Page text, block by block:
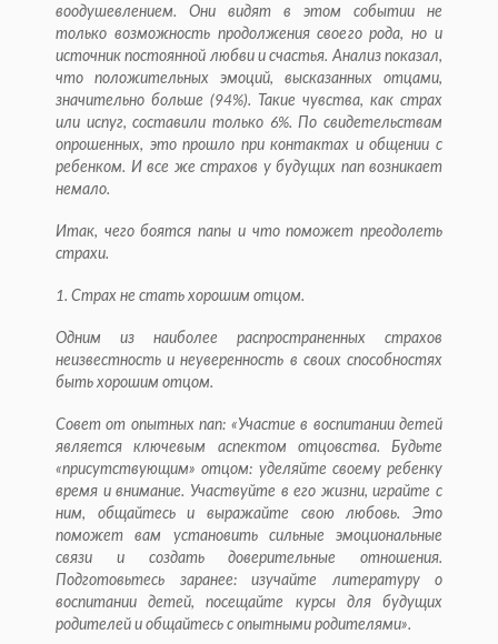
воодушевлением. Они видят в этом событии не
только возможность продолжения своего рода, но и
источник постоянной любви и счастья. Анализ показал,
что положительных эмоций, высказанных отцами,
значительно больше (94%). Такие чувства, как страх
или испуг, составили только 6%. По свидетельствам
опрошенных, это прошло при контактах и общении с
ребенком. И все же страхов у будущих пап возникает
немало.
Итак, чего боятся папы и что поможет преодолеть
страхи.
1. Страх не стать хорошим отцом.
Одним из наиболее распространенных страхов
неизвестность и неуверенность в своих способностях
быть хорошим отцом.
Совет от опытных пап: «Участие в воспитании детей
является ключевым аспектом отцовства. Будьте
«присутствующим» отцом: уделяйте своему ребенку
время и внимание. Участвуйте в его жизни, играйте с
ним, общайтесь и выражайте свою любовь. Это
поможет вам установить сильные эмоциональные
связи и создать доверительные отношения.
Подготовьтесь заранее: изучайте литературу о
воспитании детей, посещайте курсы для будущих
родителей и общайтесь с опытными родителями».